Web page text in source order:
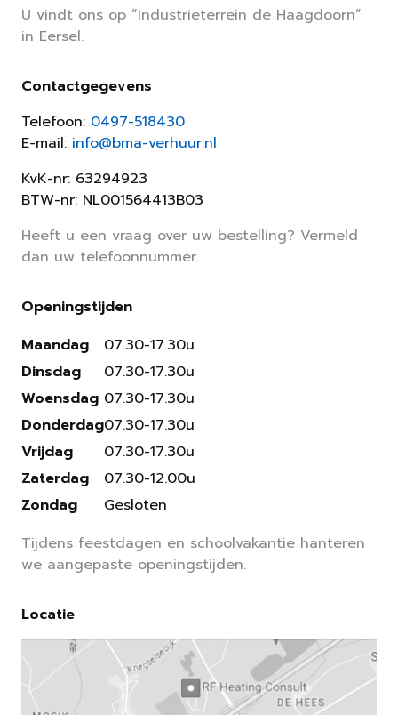
U vindt ons op “Industrieterrein de Haagdoorn”
in Eersel.
Contactgegevens
Telefoon: 0497-518430
E-mail: info@bma-verhuur.nl
KvK-nr: 63294923
BTW-nr: NL001564413B03
Heeft u een vraag over uw bestelling? Vermeld
dan uw telefoonnummer.
Openingstijden
Maandag
Dinsdag
Woensdag
Donderdag
Vrijdag
Zaterdag
Zondag
07.30-17.30u
07.30-17.30u
07.30-17.30u
07.30-17.30u
07.30-17.30u
07.30-12.00u
Gesloten
Tijdens feestdagen en schoolvakantie hanteren
we aangepaste openingstijden.
Locatie